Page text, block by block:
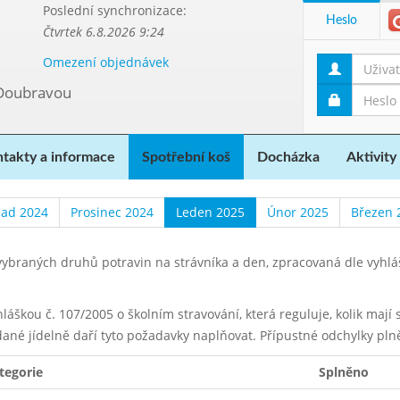
Poslední synchronizace:
Čtvrtek 6.8.2026 9:24
Omezení objednávek
Heslo
a informace Spotřební koš Docházka Aktivity
2024 Prosinec 2024 Leden 2025 Únor 2025 Březen
druhů potravin na strávníka a den, zpracovaná dle
č. 107/2005 o školním stravování, která reguluje, kolik
jídelně daří tyto požadavky naplňovat. Přípustné odchylky
Splněno